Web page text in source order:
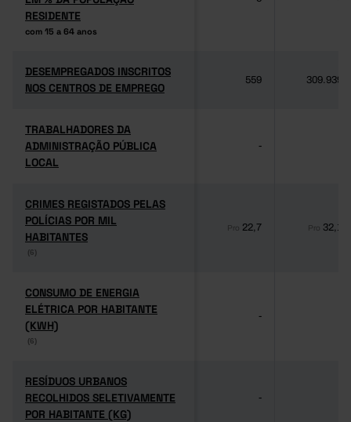
RESIDENTE
com 15 a 64 anos
RESIDENTE
com 15 a 64 anos
DESEMPREGADOS INSCRITOS
NOS CENTROS DE EMPREGO
DESEMPREGADOS INSCRITOS
NOS CENTROS DE EMPREGO
559 309.939
TRABALHADORES DA
ADMINISTRAÇÃO PÚBLICA
LOCAL
TRABALHADORES DA
ADMINISTRAÇÃO PÚBLICA
LOCAL
-
CRIMES REGISTADOS PELAS
POLÍCIAS POR MIL
HABITANTES
(6)
CRIMES REGISTADOS PELAS
POLÍCIAS POR MIL
HABITANTES
(6)
Pro 22,7 Pro 32,1
CONSUMO DE ENERGIA
ELÉTRICA POR HABITANTE
(KWH)
(6)
CONSUMO DE ENERGIA
ELÉTRICA POR HABITANTE
(KWH)
(6)
-
RESÍDUOS URBANOS
RECOLHIDOS SELETIVAMENTE
POR HABITANTE (KG)
RESÍDUOS URBANOS
RECOLHIDOS SELETIVAMENTE
POR HABITANTE (KG)
-